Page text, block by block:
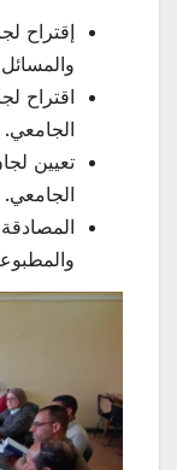
إقتراح
والمسائل
اقتراح
الجامعي.
تعيين
الجامعي.